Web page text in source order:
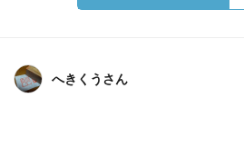
へきくうさん